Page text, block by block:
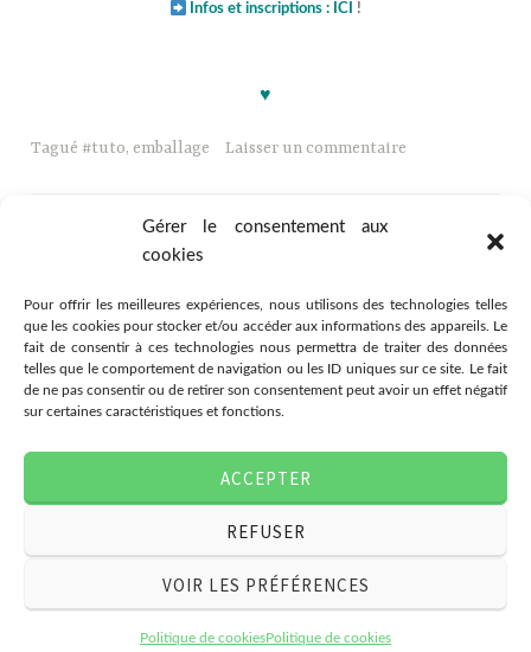
Gérer le consentement aux
cookies
Pour offrir les meilleures expériences, nous utilisons des technologies telles
que les cookies pour stocker et/ou accéder aux informations des appareils. Le
fait de consentir à ces technologies nous permettra de traiter des données
telles que le comportement de navigation ou les ID uniques sur ce site. Le fait
de ne pas consentir ou de retirer son consentement peut avoir un effet négatif
sur certaines caractéristiques et fonctions.
ACCEPTER
REFUSER
VOIR LES PRÉFÉRENCES
Politique de cookiesPolitique de cookies
Infos et inscriptions : ICI
!
♥
Tagué #tuto,emballage Laisser un commentaire
Association Citémômes
78 rue Jeanne d'Arc, 76000
Rouen
associationcitemomes@gmail.com